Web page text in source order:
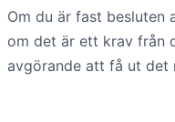
Om du är fast besluten
om det är ett krav från
avgörande att få ut det